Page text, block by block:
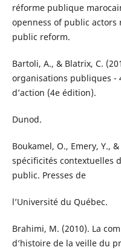
réforme publique
openness of public
public reform.
Bartoli, A., & Blatrix, C.
organisations publiques -
d’action (4e édition).
Dunod.
Boukamel, O., Emery, Y.,
spécificités contextuelles
public. Presses de
l’Université du Québec.
Brahimi, M. (2010). La
d’histoire de la veille du